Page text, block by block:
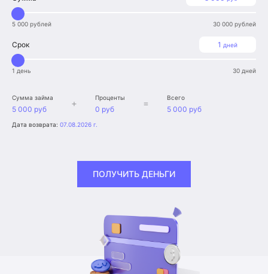
5 000 рублей 30 000 рублей
1 дней
Срок
1 день 30 дней
Сумма займа
5 000 руб
+ Проценты
0 руб
= Всего
5 000 руб
Дата возврата: 07.08.2026 г.
ПОЛУЧИТЬ ДЕНЬГИ